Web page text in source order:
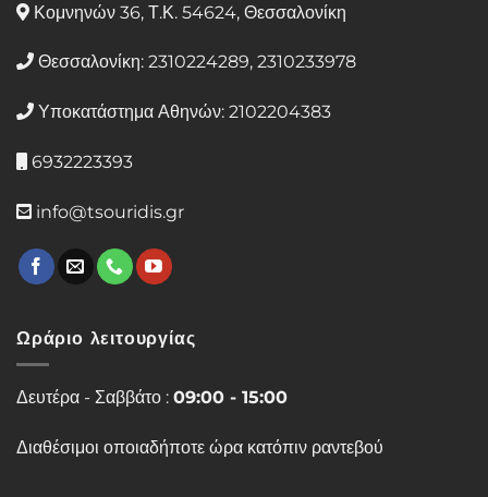
Κομνηνών 36, Τ.Κ. 54624, Θεσσαλονίκη
Θεσσαλονίκη: 2310224289, 2310233978
Υποκατάστημα Αθηνών: 2102204383
6932223393
info@tsouridis.gr
Ωράριο λειτουργίας
Δευτέρα - Σαββάτο : 09:00 - 15:00
Διαθέσιμοι οποιαδήποτε ώρα κατόπιν ραντεβού